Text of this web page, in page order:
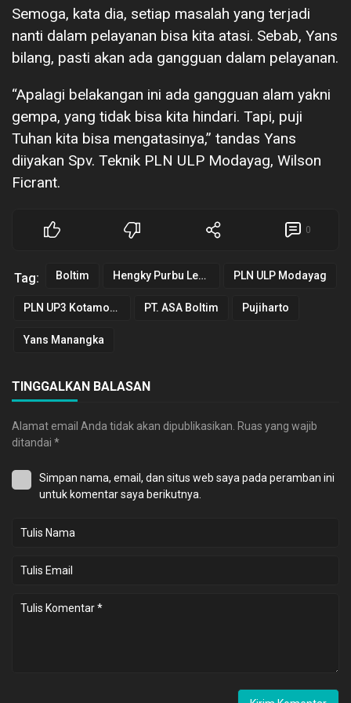
Semoga, kata dia, setiap masalah yang terjadi
nanti dalam pelayanan bisa kita atasi. Sebab, Yans
bilang, pasti akan ada gangguan dalam pelayanan.
“Apalagi belakangan ini ada gangguan alam yakni
gempa, yang tidak bisa kita hindari. Tapi, puji
Tuhan kita bisa mengatasinya,” tandas Yans
diiyakan Spv. Teknik PLN ULP Modayag, Wilson
Ficrant.
0
Tag: Boltim Hengky Purbu Lesmono PLN ULP Modayag
PLN UP3 Kotamobagu PT. ASA Boltim Pujiharto
Yans Manangka
TINGGALKAN BALASAN
Alamat email Anda tidak akan dipublikasikan. Ruas yang wajib
ditandai *
Simpan nama, email, dan situs web saya pada peramban ini
untuk komentar saya berikutnya.